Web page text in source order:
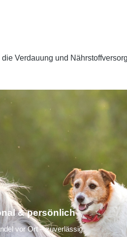
Verdauung und
& persönlich
vor Ort – zuverlässig,